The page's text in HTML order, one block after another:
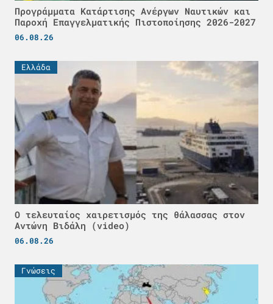
Προγράμματα Κατάρτισης Ανέργων Ναυτικών και
Παροχή Επαγγελματικής Πιστοποίησης 2026-2027
06.08.26
Ελλάδα
Ο τελευταίος χαιρετισμός της θάλασσας στον
Αντώνη Βιδάλη (video)
06.08.26
Γνώσεις